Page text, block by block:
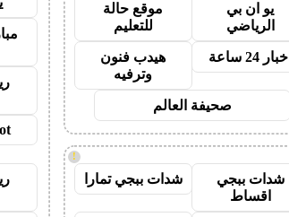
يو ان بي
الرياضي
موقع حالة
للتعليم
اخبار 24 ساعة
هيدب فنون
وترفيه
صحيفة العالم
!
شدات ببجي
اقساط
شدات ببجي تمارا